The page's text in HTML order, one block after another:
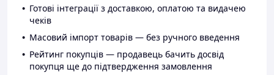
Готові інтеграції з доставкою, оплатою та видачею
чеків
Масовий імпорт товарів — без ручного введення
Рейтинг покупців — продавець бачить досвід
покупця ще до підтвердження замовлення